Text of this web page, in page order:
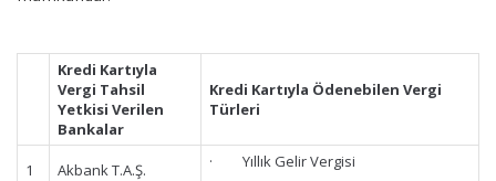
Kredi Kartıyla
Vergi Tahsil
Yetkisi Verilen
Bankalar
Kredi Kartıyla Ödenebilen Vergi
Türleri
1 Akbank T.A.Ş.
· Yıllık Gelir Vergisi